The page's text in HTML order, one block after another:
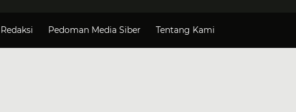
Redaksi Pedoman Media Siber Tentang Kami